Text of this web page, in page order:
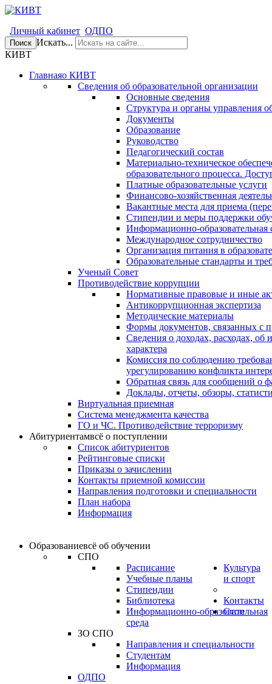
Личный кабинет ОДПО
Поиск Искать...
КИВТ
Главнаяо КИВТ
Сведения об образовательной организации
Основные сведения
Структура и органы управления
Документы
Образование
Руководство
Педагогический состав
Материально-техническое
образовательного процесса.
Платные образовательные услуги
Финансово-хозяйственная
Вакантные места для приема
Стипендии и меры поддержки
Информационно-образовательная
Международное сотрудничество
Организация питания в
Образовательные стандарты и
Ученый Совет
Противодействие коррупции
Нормативные правовые и иные
Антикоррупционная экспертиза
Методические материалы
Формы документов, связанных с
Сведения о доходах, расходах, об
характера
Комиссия по соблюдению
урегулированию конфликта
Обратная связь для сообщений о
Доклады, отчеты, обзоры,
Виртуальная приемная
Система менеджмента качества
ГО и ЧС. Противодействие терроризму
Абитуриентамвсё о поступлении
Список абитуриентов
Рейтинговые списки
Приказы о зачислении
Контакты приемной комиссии
Направления подготовки и специальности
План набора
Информация
Образованиевсё об обучении
СПО
Расписание
Учебные планы
Стипендии
Библиотека
Информационно-образовательная
среда
ЗО СПО
Направления и специальности
Студентам
Информация
ОДПО
Культура
и спорт
Контакты
Стоп